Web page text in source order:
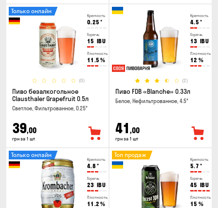
Крепость
0.25 °
Горечь
15 IBU
Плотность
11.5 %
(0)
Только онлайн
Пиво безалкогольное
Clausthaler Grapefruit 0.5л
Светлое, Фильтрованное, 0.25°
39,00
грн за 1 шт
Крепость
4.5 °
Горечь
13 IBU
Плотность
12 %
(2)
Пиво FDB «Blanche» 0.33л
Белое, Нефильтрованное, 4.5°
41 ,00
грн за 1 шт
Крепость
4.8 °
Горечь
23 IBU
Плотность
11.2 %
Только онлайн
Крепость
5.7 °
Горечь
45 IBU
Плотность
15 %
Топ продаж